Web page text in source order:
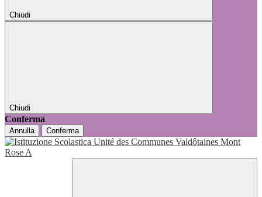
Chiudi
Chiudi
Conferma
Annulla Conferma